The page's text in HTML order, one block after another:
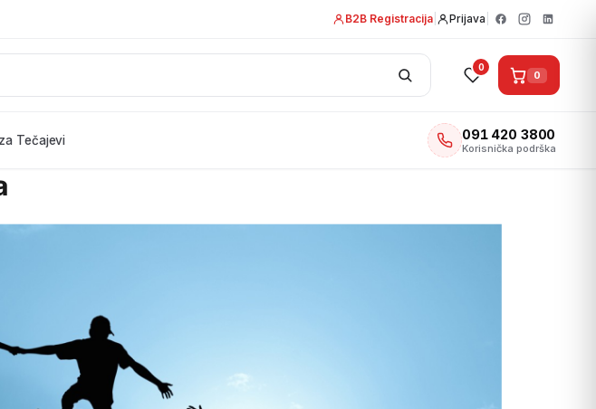
B2B Registracija Prijava
0
0
Tečajevi 091 420 3800
Korisnička podrška